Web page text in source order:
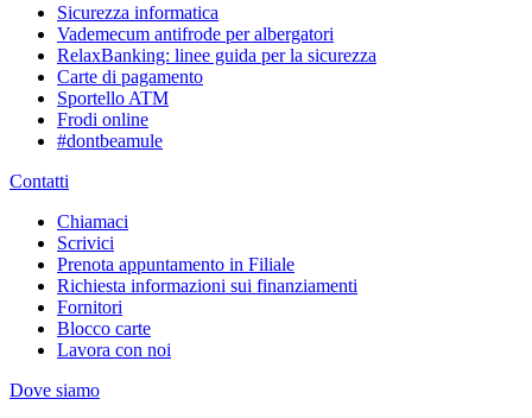
Sicurezza informatica
Vademecum antifrode per albergatori
RelaxBanking: linee guida per la sicurezza
Carte di pagamento
Sportello ATM
Frodi online
#dontbeamule
Contatti
Chiamaci
Scrivici
Prenota appuntamento in Filiale
Richiesta informazioni sui finanziamenti
Fornitori
Blocco carte
Lavora con noi
Dove siamo